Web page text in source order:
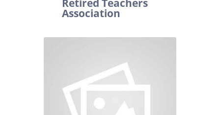
Retired Teachers
Association